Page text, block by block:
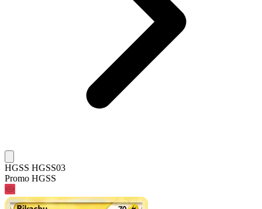
HGSS HGSS03
Promo HGSS